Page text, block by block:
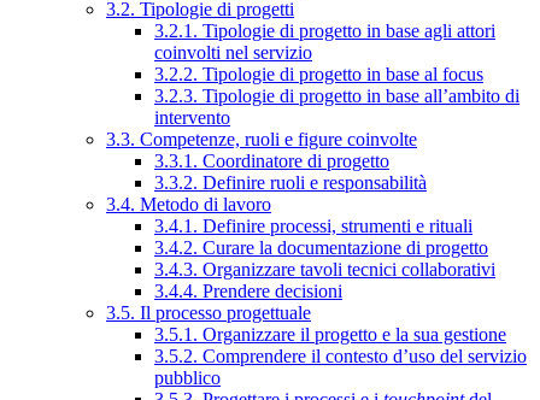
3.2. Tipologie di progetti
3.2.1. Tipologie di progetto in base agli attori
coinvolti nel servizio
3.2.2. Tipologie di progetto in base al focus
3.2.3. Tipologie di progetto in base all’ambito di
intervento
3.3. Competenze, ruoli e figure coinvolte
3.3.1. Coordinatore di progetto
3.3.2. Definire ruoli e responsabilità
3.4. Metodo di lavoro
3.4.1. Definire processi, strumenti e rituali
3.4.2. Curare la documentazione di progetto
3.4.3. Organizzare tavoli tecnici collaborativi
3.4.4. Prendere decisioni
3.5. Il processo progettuale
3.5.1. Organizzare il progetto e la sua gestione
3.5.2. Comprendere il contesto d’uso del servizio
pubblico